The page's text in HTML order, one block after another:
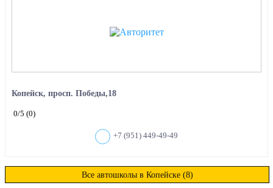
Копейск, просп. Победы,18
0/5 (0)
+7 (951) 449-49-49
Все автошколы в Копейске (8)